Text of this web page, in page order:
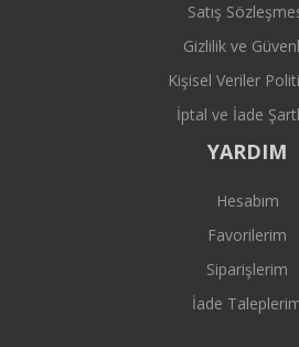
Satış
Gizlilik ve
Kişisel Veriler
İptal ve İade
YARDIM
Hesabım
Favorilerim
Siparişlerim
İade